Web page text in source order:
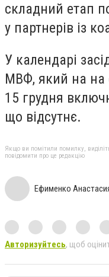
складний етап
у партнерів із
У календарі
МВФ, який на на
15 грудня
що відсутнє.
Якщо ви помітили помилку,
повідомити про це редакцію
Ефименко
Авторизуйтесь, щоб